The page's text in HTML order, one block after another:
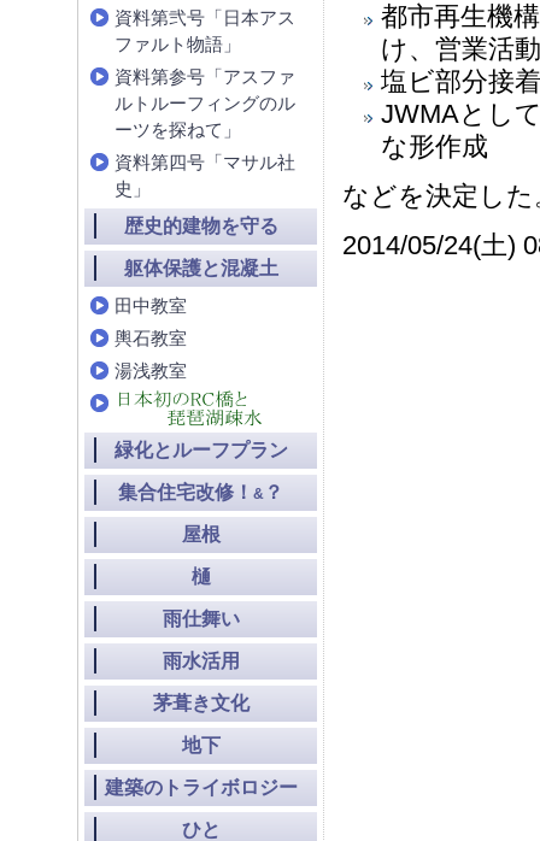
都市再生機
け、営業活
塩ビ部分接
JWMAとし
な形作成
などを決定した
2014/05/24(土)
資料第弐号「日本アス
ファルト物語」
資料第参号「アスファ
ルトルーフィングのル
ーツを探ねて」
資料第四号「マサル社
史」
歴史的建物を守る
躯体保護と混凝土
田中教室
輿石教室
湯浅教室
緑化とルーフプラン
集合住宅改修！ & ？
屋根
樋
雨仕舞い
雨水活用
茅葺き文化
地下
建築のトライボロジー
ひと